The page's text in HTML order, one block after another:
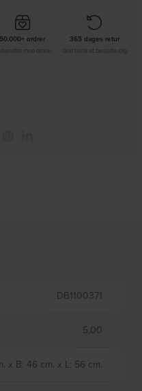
50.000+ ordrer
med omhu
365 dages retur
God tid til at beslutte dig
DB1100371
5,00
x B: 46 cm. x L: 56 cm.